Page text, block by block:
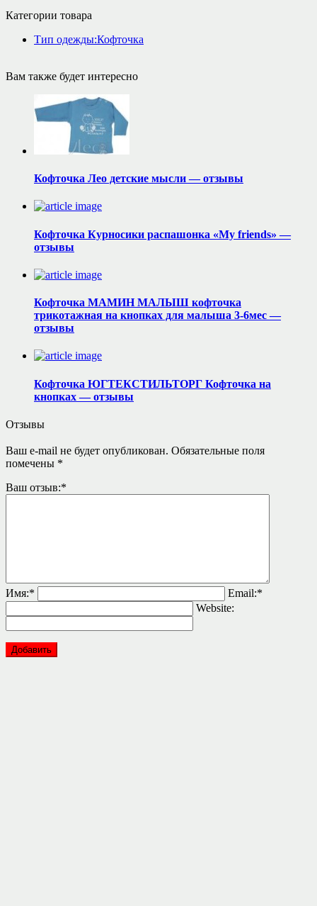
Категории товара
Тип одежды:Кофточка
Вам также будет интересно
Кофточка Лео детские мысли — отзывы
Кофточка Курносики распашонка «My friends» —
отзывы
Кофточка МАМИН МАЛЫШ кофточка
трикотажная на кнопках для малыша 3-6мес —
отзывы
Кофточка ЮГТЕКСТИЛЬТОРГ Кофточка на
кнопках — отзывы
Отзывы
Ваш e-mail не будет опубликован. Обязательные поля
помечены *
Ваш отзыв:*
Имя:* Email:*
Website: